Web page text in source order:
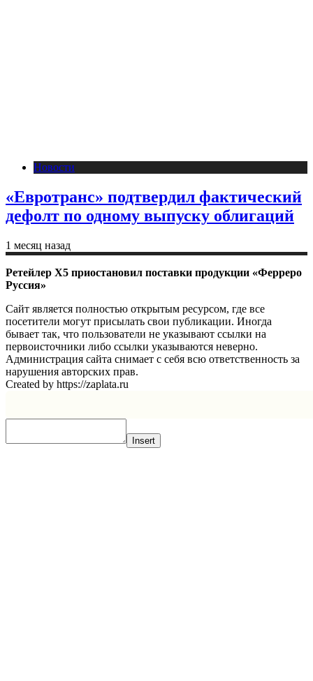
Новости
«Евротранс» подтвердил фактический
дефолт по одному выпуску облигаций
1 месяц назад
Ретейлер X5 приостановил поставки продукции «Ферреро
Руссия»
Сайт является полностью открытым ресурсом, где все
посетители могут присылать свои публикации. Иногда
бывает так, что пользователи не указывают ссылки на
первоисточники либо ссылки указываются неверно.
Администрация сайта снимает с себя всю ответственность за
нарушения авторских прав.
Created by https://zaplata.ru
Insert